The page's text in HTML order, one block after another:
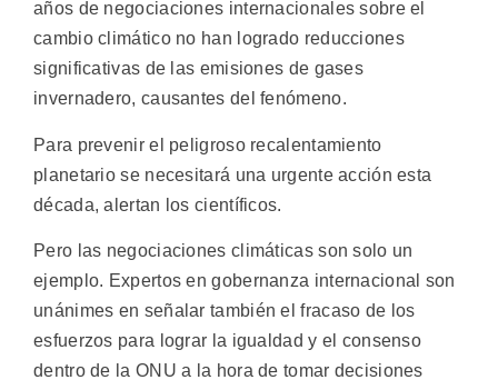
años de negociaciones internacionales sobre el
cambio climático no han logrado reducciones
significativas de las emisiones de gases
invernadero, causantes del fenómeno.
Para prevenir el peligroso recalentamiento
planetario se necesitará una urgente acción esta
década, alertan los científicos.
Pero las negociaciones climáticas son solo un
ejemplo. Expertos en gobernanza internacional son
unánimes en señalar también el fracaso de los
esfuerzos para lograr la igualdad y el consenso
dentro de la ONU a la hora de tomar decisiones